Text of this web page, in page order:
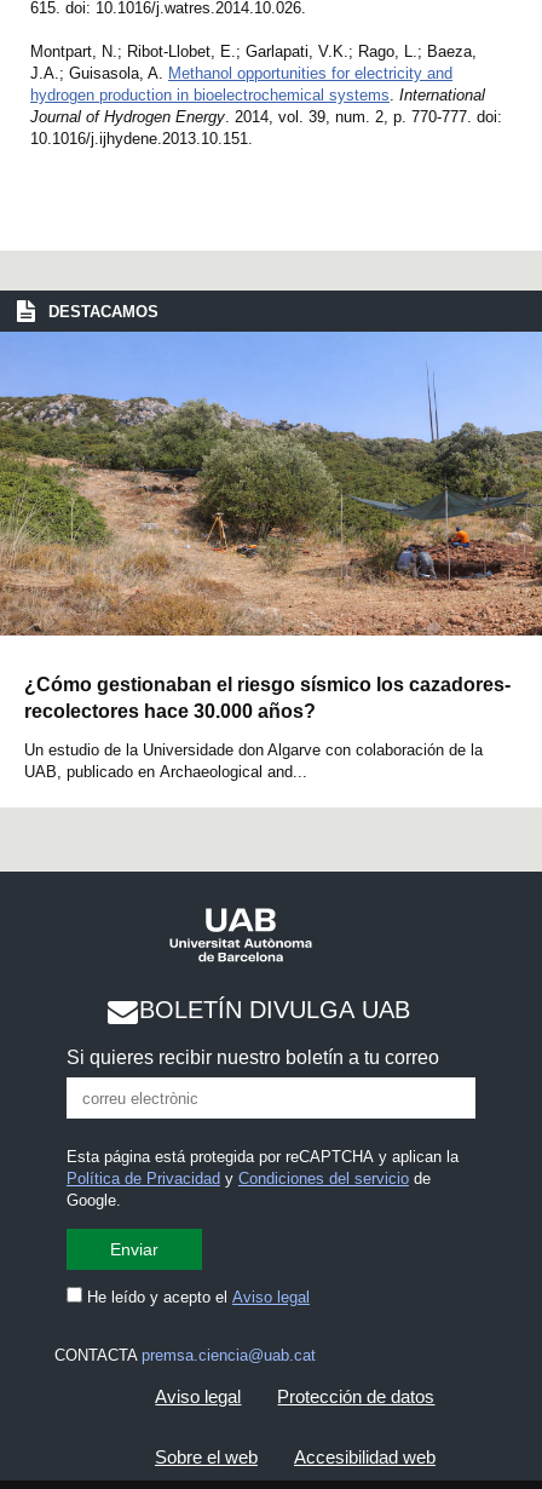
615. doi: 10.1016/j.watres.2014.10.026.
Montpart, N.; Ribot-Llobet, E.; Garlapati, V.K.; Rago, L.; Baeza,
J.A.; Guisasola, A. Methanol opportunities for electricity and
hydrogen production in bioelectrochemical systems International
Journal of Hydrogen Energy . 2014, vol. 39, num. 2, p. 770-777. doi:
10.1016/j.ijhydene.2013.10.151.
DESTACAMOS
¿Cómo gestionaban el riesgo sísmico los cazadores-
recolectores hace 30.000 años?
Un estudio de la Universidade don Algarve con colaboración de la
UAB, publicado en Archaeological and...
BOLETÍN DIVULGA UAB
Si quieres recibir nuestro boletín a tu correo
Esta página está protegida por reCAPTCHA y aplican la
Política de Privacidad y Condiciones del serviciode
Google.
He leído y acepto el Aviso legal
CONTACTA premsa.ciencia@uab.cat
Aviso legal Protección de datos
Sobre el web Accesibilidad web